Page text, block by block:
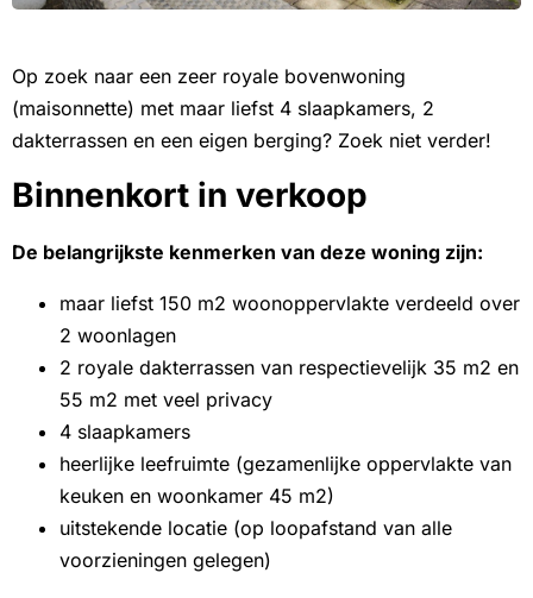
Op zoek naar een zeer royale bovenwoning
(maisonnette) met maar liefst 4 slaapkamers, 2
dakterrassen en een eigen berging? Zoek niet verder!
Binnenkort in verkoop
De belangrijkste kenmerken van deze woning zijn:
maar liefst 150 m2 woonoppervlakte verdeeld over
2 woonlagen
2 royale dakterrassen van respectievelijk 35 m2 en
55 m2 met veel privacy
4 slaapkamers
heerlijke leefruimte (gezamenlijke oppervlakte van
keuken en woonkamer 45 m2)
uitstekende locatie (op loopafstand van alle
voorzieningen gelegen)